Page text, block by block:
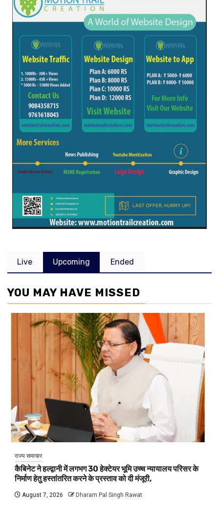
Live Upcoming Ended
YOU MAY HAVE MISSED
राज्य समाचार
कैबिनेट ने हल्द्वानी में लगभग 30 हेक्टेयर भूमि उच्च न्यायालय परिसर के
निर्माण हेतु हस्तांतरित करने के प्रस्ताव को दी मंजूरी,
August 7, 2026 Dharam Pal Singh Rawat